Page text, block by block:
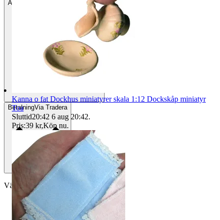
Avhämtning Helsingborg, Sverige
BetalningVia Tradera
Välj till köparskydd
Kanna o fat Dockhus miniatyrer skala 1:12 Dockskåp miniatyr
Toa
Sluttid20:42 6 aug 20:42.
Pris:39 kr,Köp nu.